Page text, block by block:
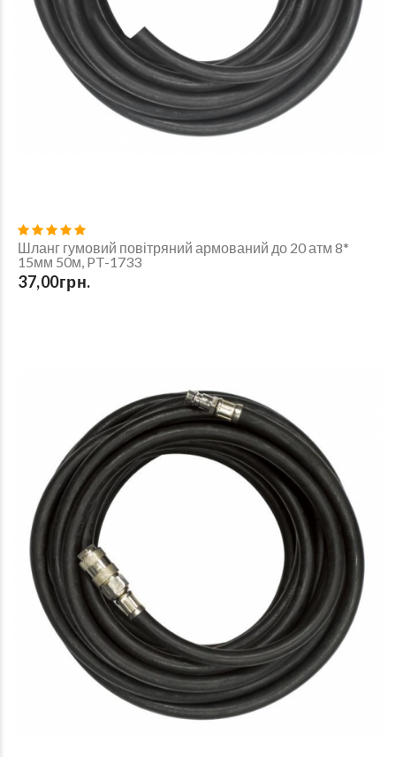
Шланг гумовий повітряний армований до 20 атм 8*
15мм 50м, PT-1733
37,00грн.